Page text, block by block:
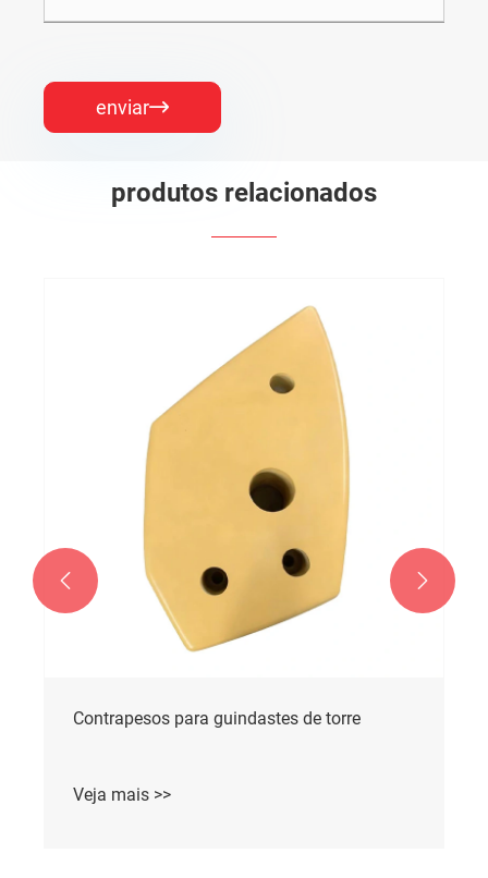
enviar
produtos relacionados
Contrapesos para guindastes de torre
Veja mais >>
 